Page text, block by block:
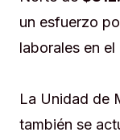
un esfuerzo
laborales en el
La Unidad de
también se